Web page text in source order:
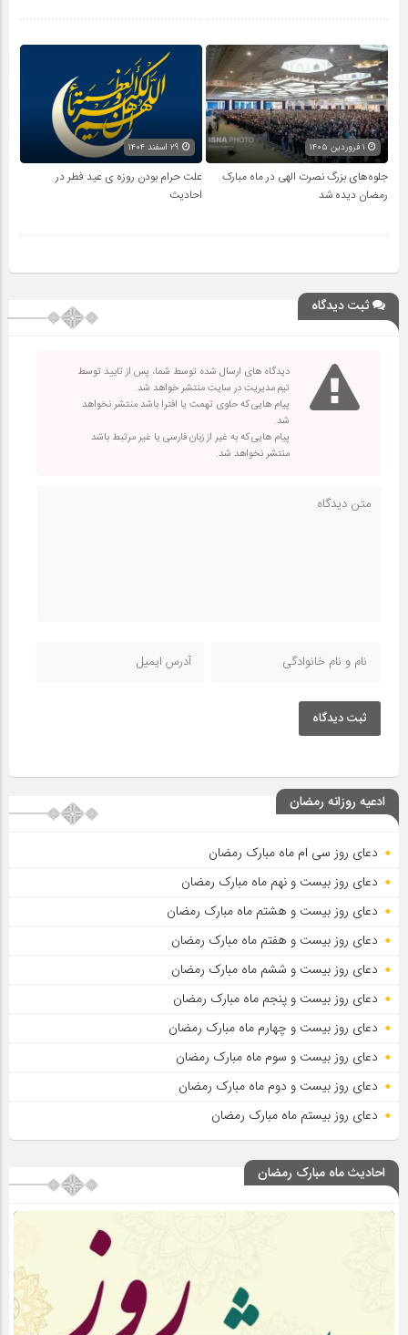
جلوه‌های بزرگ نصرت الهی در ماه مبارک
رمضان دیده شد
علت حرام بودن روزه ی عید فطر در
احادیث
ثبت دیدگاه
دیدگاه های ارسال شده توسط شما، پس از تایید توسط
تیم مدیریت در سایت منتشر خواهد شد.
پیام هایی که حاوی تهمت یا افترا باشد منتشر نخواهد
شد.
پیام هایی که به غیر از زبان فارسی یا غیر مرتبط باشد
منتشر نخواهد شد.
ثبت دیدگاه
ادعیه روزانه رمضان
دعای روز سی ام ماه مبارک رمضان
دعای روز بیست و نهم ماه مبارک رمضان
دعای روز بیست و هشتم ماه مبارک رمضان
دعای روز بیست و هفتم ماه مبارک رمضان
دعای روز بیست و ششم ماه مبارک رمضان
دعای روز بیست و پنجم ماه مبارک رمضان
دعای روز بیست و چهارم ماه مبارک رمضان
دعای روز بیست و سوم ماه مبارک رمضان
دعای روز بیست و دوم ماه مبارک رمضان
دعای روز بیستم ماه مبارک رمضان
احادیث ماه مبارک رمضان